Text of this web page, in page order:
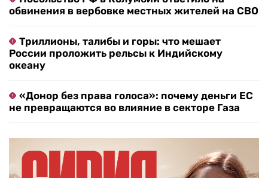
обвинения в вербовке местных жителей на СВО
Триллионы, талибы и горы: что мешает
России проложить рельсы к Индийскому
океану
«Донор без права голоса»: почему деньги ЕС
не превращаются во влияние в секторе Газа